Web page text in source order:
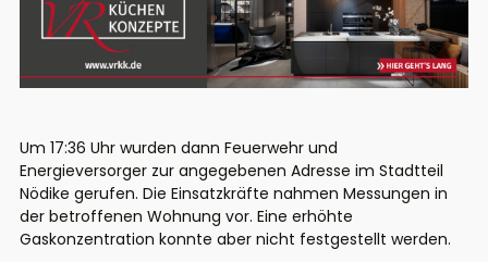
Um 17:36 Uhr wurden dann Feuerwehr und
Energieversorger zur angegebenen Adresse im Stadtteil
Nödike gerufen. Die Einsatzkräfte nahmen Messungen in
der betroffenen Wohnung vor. Eine erhöhte
Gaskonzentration konnte aber nicht festgestellt werden.